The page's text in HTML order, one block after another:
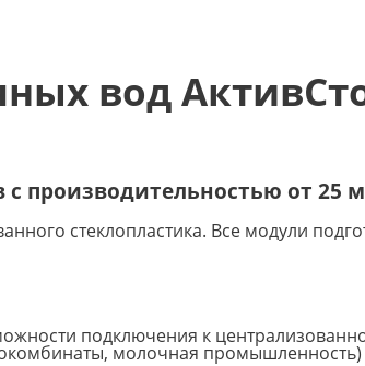
вод
производительностью от 25
стеклопластика. Все модули
подключения к
молочная промышленность)